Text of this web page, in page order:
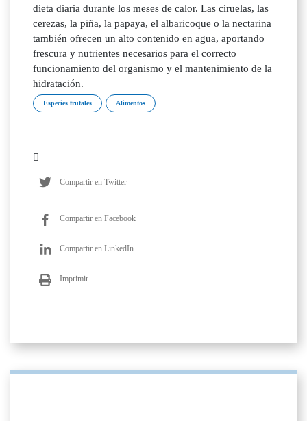
dieta diaria durante los meses de calor. Las ciruelas, las
cerezas, la piña, la papaya, el albaricoque o la nectarina
también ofrecen un alto contenido en agua, aportando
frescura y nutrientes necesarios para el correcto
funcionamiento del organismo y el mantenimiento de la
hidratación.
Especies frutales Alimentos
Compartir en Twitter
Compartir en Facebook
Compartir en LinkedIn
Imprimir